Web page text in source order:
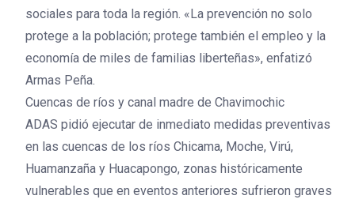
sociales para toda la región. «La prevención no solo
protege a la población; protege también el empleo y la
economía de miles de familias liberteñas», enfatizó
Armas Peña.
Cuencas de ríos y canal madre de Chavimochic
ADAS pidió ejecutar de inmediato medidas preventivas
en las cuencas de los ríos Chicama, Moche, Virú,
Huamanzaña y Huacapongo, zonas históricamente
vulnerables que en eventos anteriores sufrieron graves